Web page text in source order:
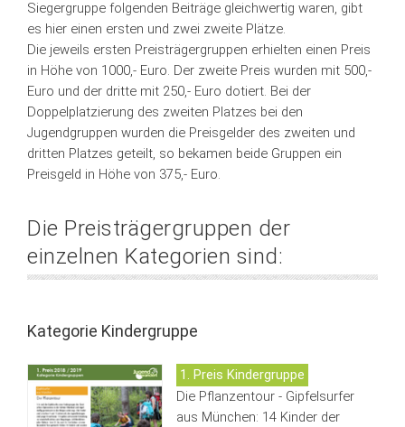
Siegergruppe folgenden Beiträge gleichwertig waren, gibt
es hier einen ersten und zwei zweite Plätze.
Die jeweils ersten Preisträgergruppen erhielten einen Preis
in Höhe von 1000,- Euro. Der zweite Preis wurden mit 500,-
Euro und der dritte mit 250,- Euro dotiert. Bei der
Doppelplatzierung des zweiten Platzes bei den
Jugendgruppen wurden die Preisgelder des zweiten und
dritten Platzes geteilt, so bekamen beide Gruppen ein
Preisgeld in Höhe von 375,- Euro.
Die Preisträgergruppen der
einzelnen Kategorien sind:
Kategorie Kindergruppe
1. Preis Kindergruppe
Die Pflanzentour - Gipfelsurfer
aus München: 14 Kinder der